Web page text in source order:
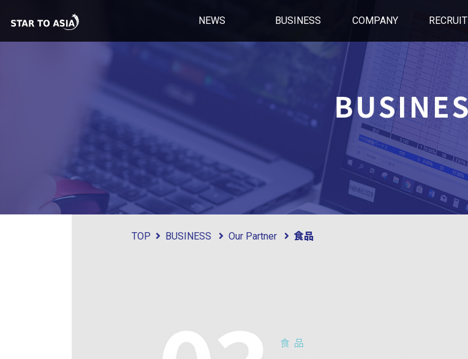
NEWS BUSINESS COMPANY RECRUIT
TOP BUSINESS Our Partner 食品